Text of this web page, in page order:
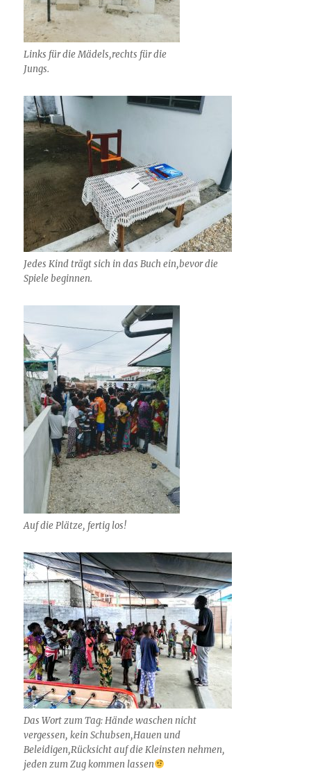
Links für die Mädels,rechts für die
Jungs.
Jedes Kind trägt sich in das Buch ein,bevor die
Spiele beginnen.
Auf die Plätze, fertig los!
Das Wort zum Tag: Hände waschen nicht
vergessen, kein Schubsen,Hauen und
Beleidigen,Rücksicht auf die Kleinsten nehmen,
jeden zum Zug kommen lassen